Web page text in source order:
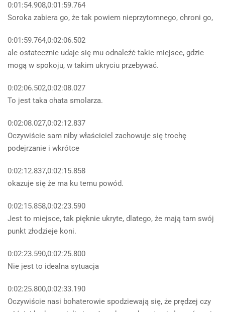
0:01:54.908,0:01:59.764
Soroka zabiera go, że tak powiem nieprzytomnego, chroni go,
0:01:59.764,0:02:06.502
ale ostatecznie udaje się mu odnaleźć takie miejsce, gdzie
mogą w spokoju, w takim ukryciu przebywać.
0:02:06.502,0:02:08.027
To jest taka chata smolarza.
0:02:08.027,0:02:12.837
Oczywiście sam niby właściciel zachowuje się trochę
podejrzanie i wkrótce
0:02:12.837,0:02:15.858
okazuje się że ma ku temu powód.
0:02:15.858,0:02:23.590
Jest to miejsce, tak pięknie ukryte, dlatego, że mają tam swój
punkt złodzieje koni.
0:02:23.590,0:02:25.800
Nie jest to idealna sytuacja
0:02:25.800,0:02:33.190
Oczywiście nasi bohaterowie spodziewają się, że prędzej czy